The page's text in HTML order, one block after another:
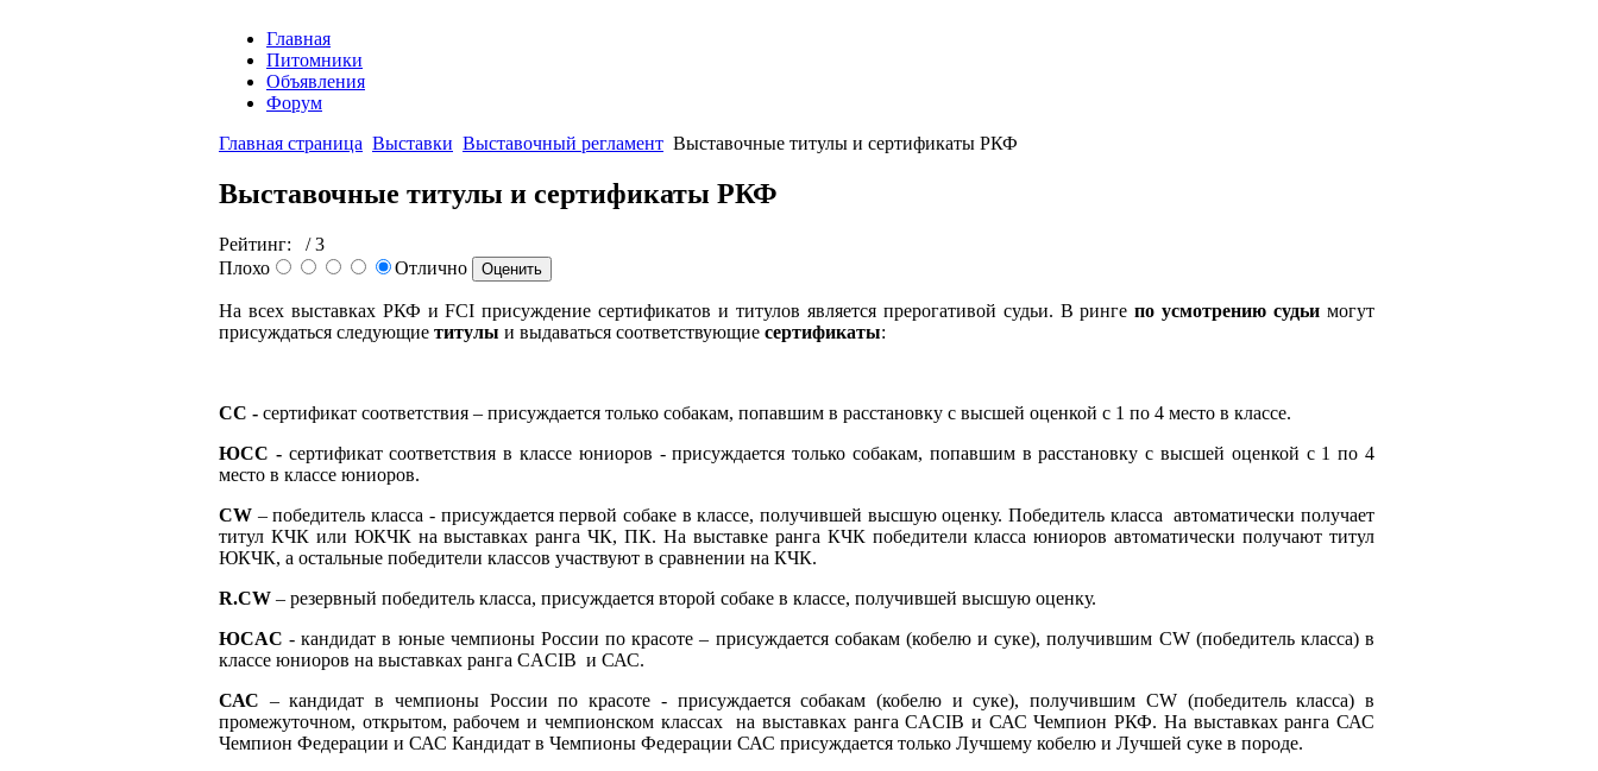
Главная
Питомники
Объявления
Форум
Главная страница Выставки Выставочный регламент Выставочные титулы и сертификаты РКФ
Выставочные титулы и сертификаты РКФ
Рейтинг:
/ 3
Плохо
Отлично
На всех выставках РКФ и FCI присуждение сертификатов и титулов является прерогативой судьи. В рингепо усмотрению судьи могут
присуждаться следующие титулы и выдаваться соответствующие сертификаты:
СС - сертификат соответствия – присуждается только собакам, попавшим в расстановку с высшей оценкой с 1 по 4 место в классе.
ЮСС - сертификат соответствия в классе юниоров - присуждается только собакам, попавшим в расстановку с высшей оценкой с 1 по 4
место в классе юниоров.
CW – победитель класса - присуждается первой собаке в классе, получившей высшую оценку. Победитель класса автоматически получает
титул КЧК или ЮКЧК на выставках ранга ЧК, ПК. На выставке ранга КЧК победители класса юниоров автоматически получают титул
ЮКЧК, а остальные победители классов участвуют в сравнении на КЧК.
R.CW – резервный победитель класса, присуждается второй собаке в классе, получившей высшую оценку.
ЮCAC - кандидат в юные чемпионы России по красоте – присуждается собакам (кобелю и суке), получившим CW (победитель класса) в
классе юниоров на выставках ранга CACIB и САС.
САС – кандидат в чемпионы России по красоте - присуждается собакам (кобелю и суке), получившим CW (победитель класса) в
промежуточном, открытом, рабочем и чемпионском классах на выставках ранга CACIB и САС Чемпион РКФ. На выставках ранга САС
Чемпион Федерации и САС Кандидат в Чемпионы Федерации САС присуждается только Лучшему кобелю и Лучшей суке в породе.